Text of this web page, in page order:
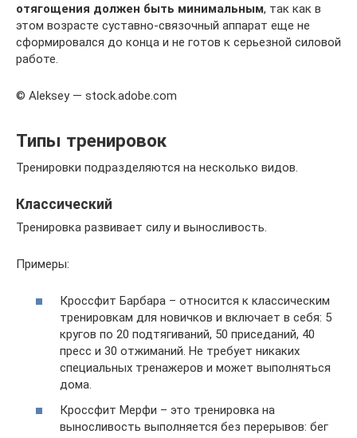
отягощения должен быть минимальным, так как в
этом возрасте суставно-связочный аппарат еще не
сформировался до конца и не готов к серьезной силовой
работе.
© Aleksey — stock.adobe.com
Типы тренировок
Тренировки подразделяются на несколько видов.
Классический
Тренировка развивает силу и выносливость.
Примеры:
Кроссфит Барбара – относится к классическим
тренировкам для новичков и включает в себя: 5
кругов по 20 подтягиваний, 50 приседаний, 40
пресс и 30 отжиманий. Не требует никаких
специальных тренажеров и может выполняться
дома.
Кроссфит Мерфи – это тренировка на
выносливость выполняется без перерывов: бег